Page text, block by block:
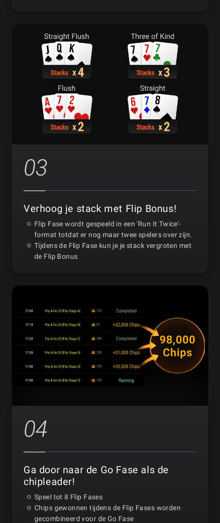
03
Verhoog je stack met Flip Bonus!
Flip Fase wordt gespeeld in een 'Run It Twice'-
format totdat er nog maar twee spelers over zijn.
Tijdens de Flip Fase kun je je stack vergroten met
de Flip Bonus
04
Ga door naar de Go Fase als de
chipleader!
Speel tot 8 Flip Fases
Chips gewonnen tijdens de Flip Fases worden
gecombineerd voor de Go Fase